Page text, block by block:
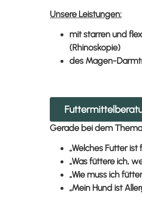
Unsere Leistungen:
mit starren und
(Rhinoskopie)
des Magen-
Gerade bei dem
„Welches Futter
„Was füttere ich,
„Wie muss ich
„Mein Hund ist